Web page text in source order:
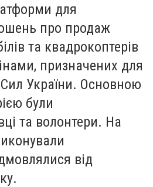
для
про продаж
та квадрокоптерів
призначених для
України. Основною
були
та волонтери. На
від